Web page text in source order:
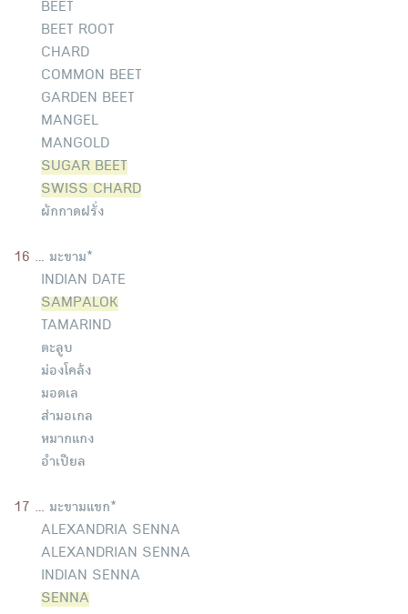
BEET
BEET ROOT
CHARD
COMMON BEET
GARDEN BEET
MANGEL
MANGOLD
SUGAR BEET
SWISS CHARD
ผักกาดฝรั่ง
16 ... มะขาม*
INDIAN DATE
SAMPALOK
TAMARIND
ตะลูบ
ม่องโคล้ง
มอดเล
ส่ามอเกล
หมากแกง
อำเปียล
17 ... มะขามแขก*
ALEXANDRIA SENNA
ALEXANDRIAN SENNA
INDIAN SENNA
SENNA